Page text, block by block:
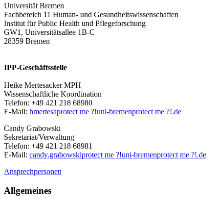
Universität Bremen
Fachbereich 11 Human- und Gesundheitswissenschaften
Institut für Public Health und Pflegeforschung
GW1, Universitätsallee 1B-C
28359 Bremen
IPP-Geschäftsstelle
Heike Mertesacker MPH
Wissenschaftliche Koordination
Telefon: +49 421 218 68980
E-Mail: hmertesaprotect me ?!uni-bremenprotect me ?!.de
Candy Grabowski
Sekretariat/Verwaltung
Telefon: +49 421 218 68981
E-Mail: candy.grabowskiprotect me ?!uni-bremenprotect me ?!.de
Ansprechpersonen
Allgemeines